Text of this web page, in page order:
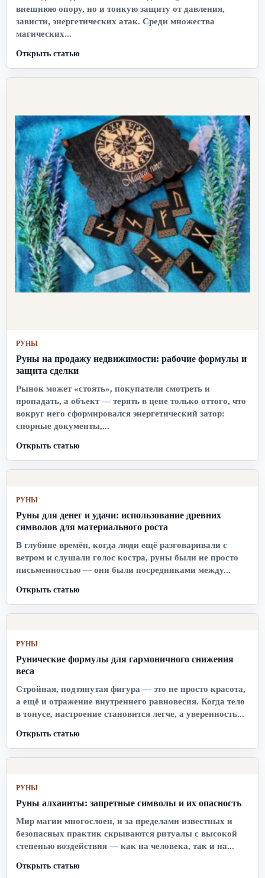
внешнюю опору, но и тонкую защиту от давления,
зависти, энергетических атак. Среди множества
магических...
Открыть статью
РУНЫ
Руны на продажу недвижимости: рабочие формулы и
защита сделки
Рынок может «стоять», покупатели смотреть и
пропадать, а объект — терять в цене только оттого, что
вокруг него сформировался энергетический затор:
спорные документы,...
Открыть статью
РУНЫ
Руны для денег и удачи: использование древних
символов для материального роста
В глубине времён, когда люди ещё разговаривали с
ветром и слушали голос костра, руны были не просто
письменностью — они были посредниками между...
Открыть статью
РУНЫ
Рунические формулы для гармоничного снижения
веса
Стройная, подтянутая фигура — это не просто красота,
а ещё и отражение внутреннего равновесия. Когда тело
в тонусе, настроение становится легче, а уверенность...
Открыть статью
РУНЫ
Руны алхаинты: запретные символы и их опасность
Мир магии многослоен, и за пределами известных и
безопасных практик скрываются ритуалы с высокой
степенью воздействия — как на человека, так и на...
Открыть статью